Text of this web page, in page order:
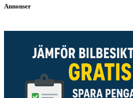
Annonser